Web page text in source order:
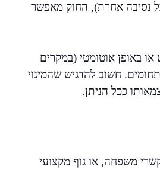
כל נסיבה אחרת), החוק מאפשר
באופן אוטומטי (במקרים
חשוב להדגיש שהמינוי
ככל הניתן.
משפחה, או גוף מקצועי